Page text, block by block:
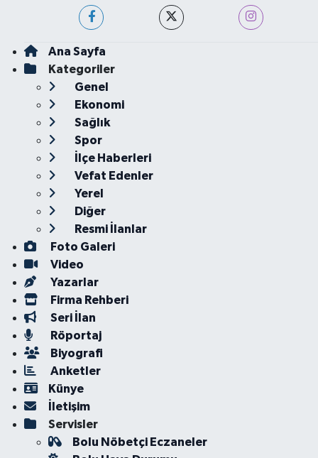
Ana Sayfa
Kategoriler
Genel
Ekonomi
Sağlık
Spor
İlçe Haberleri
Vefat Edenler
Yerel
Diğer
Resmi İlanlar
Foto Galeri
Video
Yazarlar
Firma Rehberi
Seri İlan
Röportaj
Biyografi
Anketler
Künye
İletişim
Servisler
Bolu Nöbetçi Eczaneler